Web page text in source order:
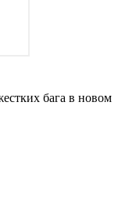
бага в новом